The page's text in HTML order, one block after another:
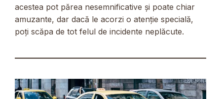
acestea pot părea nesemnificative și poate chiar
amuzante, dar dacă le acorzi o atenție specială,
poți scăpa de tot felul de incidente neplăcute.